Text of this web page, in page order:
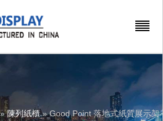
陳列紙櫃» Good Point 落地式紙質展示架